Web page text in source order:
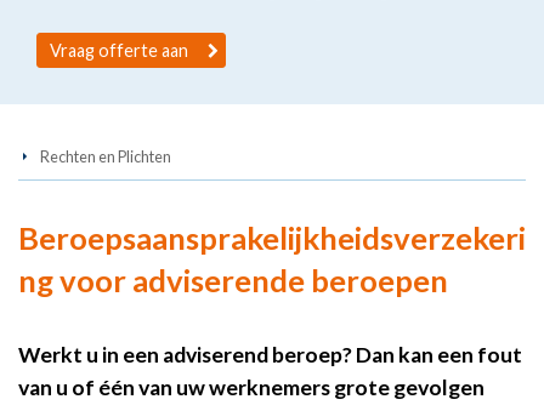
Vraag offerte aan
Rechten en Plichten
Beroepsaansprakelijkheidsverzekeri
ng voor adviserende beroepen
Werkt u in een adviserend beroep? Dan kan een fout
van u of één van uw werknemers grote gevolgen